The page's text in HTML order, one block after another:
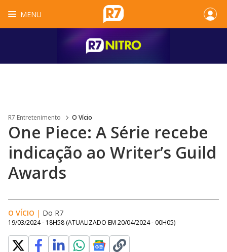
MENU
R7 Entretenimento O Vício
One Piece: A Série recebe
indicação ao Writer’s Guild
Awards
O VÍCIO | Do R7
19/03/2024 - 18H58 (ATUALIZADO EM 20/04/2024 - 00H05)